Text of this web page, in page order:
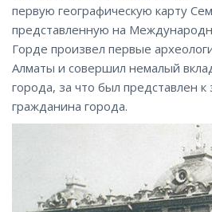
первую географическую карту
представленную на
Горде произвел первые
Алматы и совершил немалый
города, за что был представлен
гражданина города.